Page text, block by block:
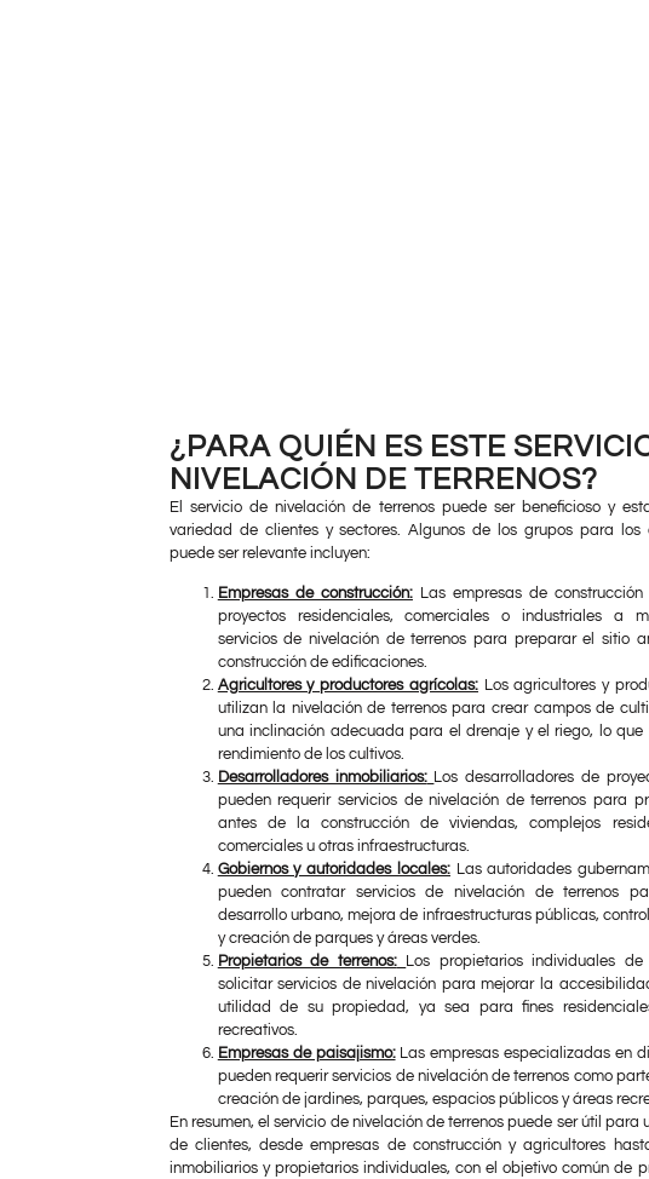
¿PARA QUIÉN ES ESTE
NIVELACIÓN DE TERRENOS?
El servicio de nivelación de terrenos puede ser beneficioso y
variedad de clientes y sectores. Algunos de los grupos para los
puede ser relevante incluyen:
Empresas de construcción:Las empresas de
proyectos residenciales, comerciales o industriales a
servicios de nivelación de terrenos para preparar el sitio
construcción de edificaciones.
Agricultores y productores agrícolas: Los agricultores y
utilizan la nivelación de terrenos para crear campos de
una inclinación adecuada para el drenaje y el riego, lo que
rendimiento de los cultivos.
Desarrolladores inmobiliarios: Los desarrolladores de
pueden requerir servicios de nivelación de terrenos para
antes de la construcción de viviendas, complejos
comerciales u otras infraestructuras.
Gobiernos y autoridades locales: Las autoridades
pueden contratar servicios de nivelación de terrenos
desarrollo urbano, mejora de infraestructuras públicas,
y creación de parques y áreas verdes.
Propietarios de terrenos:
Los propietarios individuales de
solicitar servicios de nivelación para mejorar la
utilidad de su propiedad, ya sea para fines
recreativos.
Empresas de paisajismo:Las empresas especializadas en
pueden requerir servicios de nivelación de terrenos como
creación de jardines, parques, espacios públicos y áreas
En resumen, el servicio de nivelación de terrenos puede ser útil
de clientes, desde empresas de construcción y agricultores
inmobiliarios y propietarios individuales, con el objetivo común de